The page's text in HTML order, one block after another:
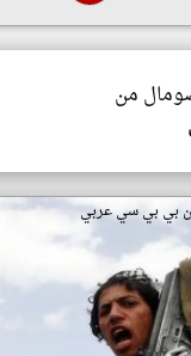
من
بي بي سي عربي